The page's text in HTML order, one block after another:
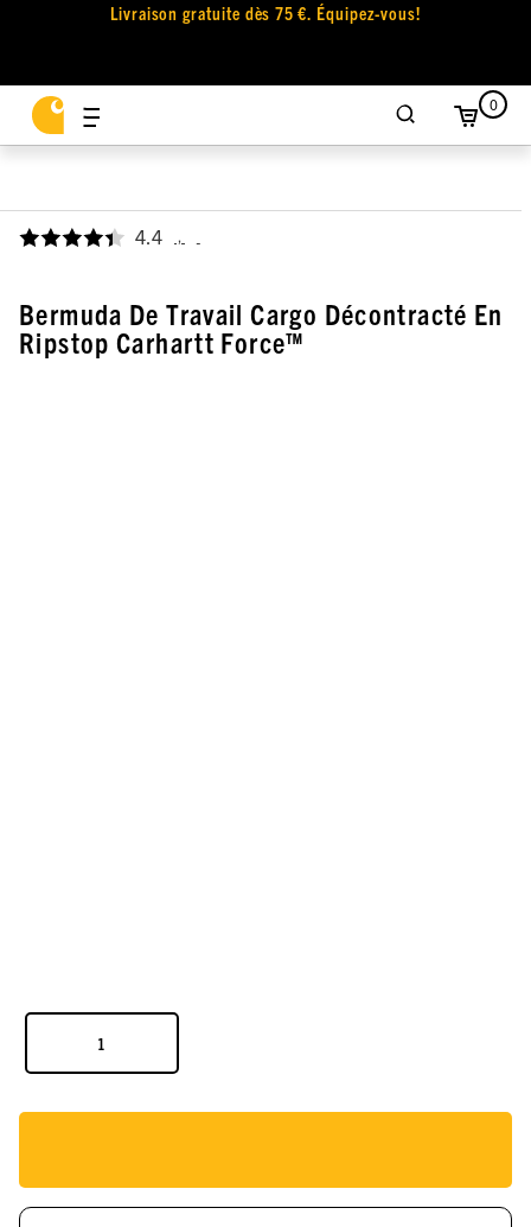
Livraison gratuite dès 75 €. Équipez-vous!
0
4.4 ,
Bermuda De Travail Cargo Décontracté En
Ripstop Carhartt Force™